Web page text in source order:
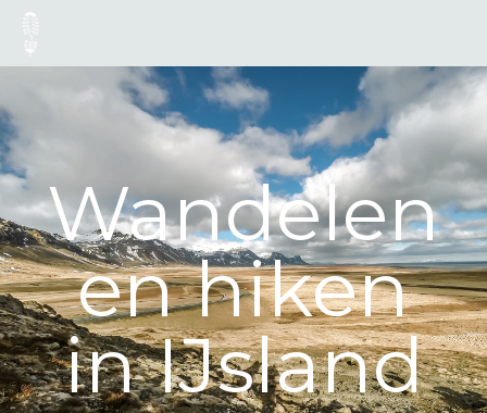
Wandelen
en hiken
in IJsland